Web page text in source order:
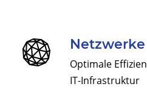
Netzwerke
Optimale
IT-Infrastruktur